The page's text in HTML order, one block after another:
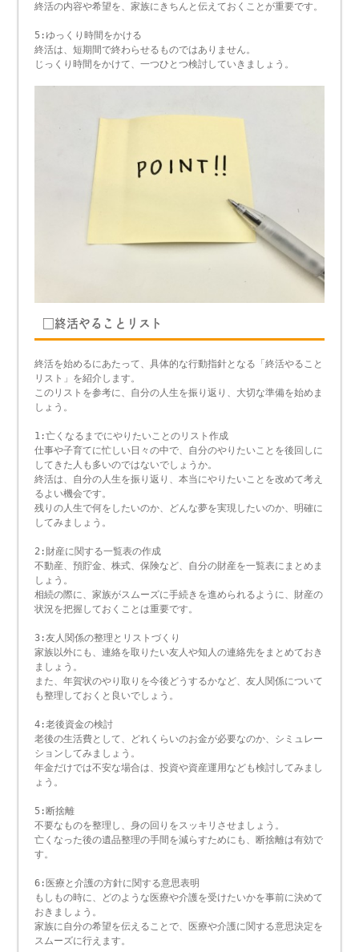
終活の内容や希望を、家族にきちんと伝えておくことが重要です。
5:ゆっくり時間をかける
終活は、短期間で終わらせるものではありません。
じっくり時間をかけて、一つひとつ検討していきましょう。
□終活やることリスト
終活を始めるにあたって、具体的な行動指針となる「終活やること
リスト」を紹介します。
このリストを参考に、自分の人生を振り返り、大切な準備を始めま
しょう。
1:亡くなるまでにやりたいことのリスト作成
仕事や子育てに忙しい日々の中で、自分のやりたいことを後回しに
してきた人も多いのではないでしょうか。
終活は、自分の人生を振り返り、本当にやりたいことを改めて考え
るよい機会です。
残りの人生で何をしたいのか、どんな夢を実現したいのか、明確に
してみましょう。
2:財産に関する一覧表の作成
不動産、預貯金、株式、保険など、自分の財産を一覧表にまとめま
しょう。
相続の際に、家族がスムーズに手続きを進められるように、財産の
状況を把握しておくことは重要です。
3:友人関係の整理とリストづくり
家族以外にも、連絡を取りたい友人や知人の連絡先をまとめておき
ましょう。
また、年賀状のやり取りを今後どうするかなど、友人関係について
も整理しておくと良いでしょう。
4:老後資金の検討
老後の生活費として、どれくらいのお金が必要なのか、シミュレー
ションしてみましょう。
年金だけでは不安な場合は、投資や資産運用なども検討してみまし
ょう。
5:断捨離
不要なものを整理し、身の回りをスッキリさせましょう。
亡くなった後の遺品整理の手間を減らすためにも、断捨離は有効で
す。
6:医療と介護の方針に関する意思表明
もしもの時に、どのような医療や介護を受けたいかを事前に決めて
おきましょう。
家族に自分の希望を伝えることで、医療や介護に関する意思決定を
スムーズに行えます。